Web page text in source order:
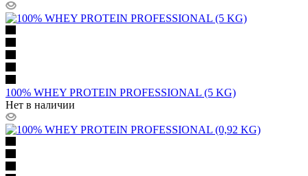
100% WHEY PROTEIN PROFESSIONAL (5 KG)
Нет в наличии